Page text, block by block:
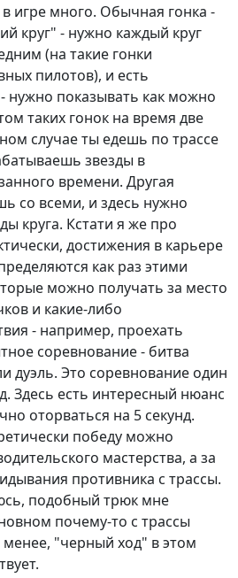
игре много. Обычная гонка -
круг" - нужно каждый круг
(на такие гонки
пилотов), и есть
нужно показывать как можно
таких гонок на время две
случае ты едешь по трассе
звезды в
времени. Другая
со всеми, и здесь нужно
круга. Кстати я же про
достижения в карьере
как раз этими
можно получать за место
и какие-либо
- например, проехать
соревнование - битва
дуэль. Это соревнование один
Здесь есть интересный нюанс
оторваться на 5 секунд.
победу можно
мастерства, а за
противника с трассы.
подобный трюк мне
почему-то с трассы
менее, "черный ход" в этом